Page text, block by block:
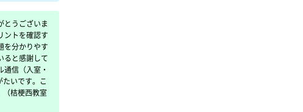
とうございま
ントを確認す
を分かりやす
ると感謝して
通信（入室・
いです。こ
（桔梗西教室